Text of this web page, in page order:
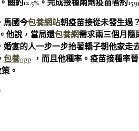
齒約12.5%。完成接種兩劑疫苗者約
馬國今包養網站朝疫苗接從未發生過
他說，當局還包養網需求兩三個月隨
宴的人一步一步抬著轎子朝他家走
包養app ，而且他種率。疫苗接種率
。